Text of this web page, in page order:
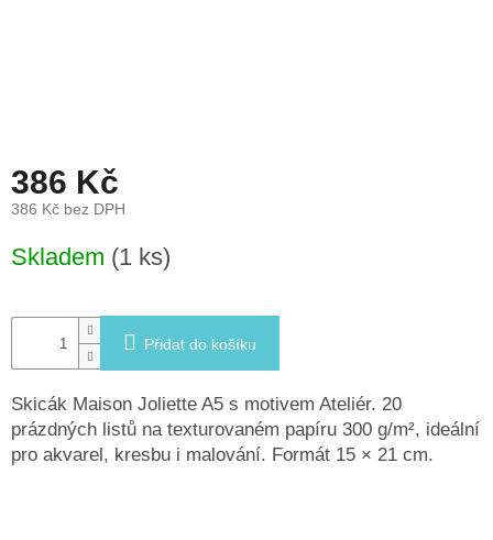
Přihlášení
386 Kč
386 Kč bez DPH
cena:
Skladem (1 ks)
Přidat do košíku
Skicák Maison Joliette A5 s motivem Ateliér. 20
prázdných listů na texturovaném papíru 300 g/m², ideální
pro akvarel, kresbu i malování. Formát 15 × 21 cm.